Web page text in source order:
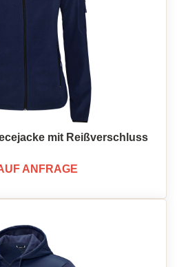
mit Reißverschluss
ANFRAGE